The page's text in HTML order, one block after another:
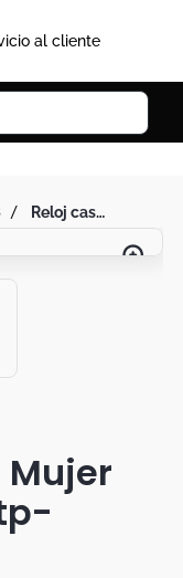
al cliente
reloj casio para mujer acero original ltp-1241d-4a3df
Mujer